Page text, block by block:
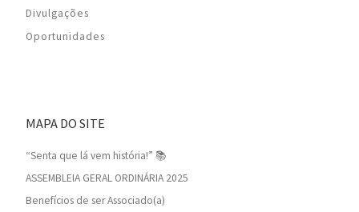
Divulgações
Oportunidades
MAPA DO SITE
“Senta que lá vem história!” 📚
ASSEMBLEIA GERAL ORDINÁRIA 2025
Benefícios de ser Associado(a)